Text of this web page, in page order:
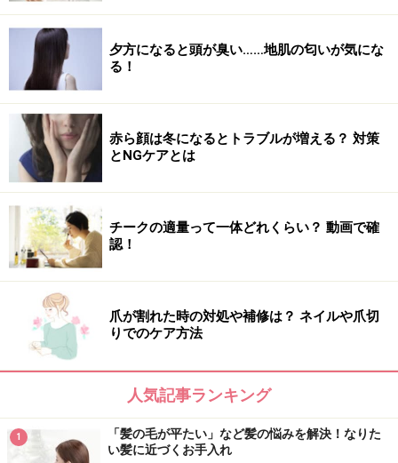
安心感や安らぎを与えることができるのだとか。子ども
やパートナー、職場の仲間と、頭をなで合うことで、そ
の場がなごみ、リラックスした気持ちになれるそうで
す。
次ページでは、宮崎さんに、セルフヘッドマッサージを
ご紹介いただきます。
自分でできるセルフヘッドマッサージ
頭は血行が悪くなり、ストレスがたまりやすい場所。セ
ルフヘッドマッサージは、頭部の血流を良くし、酸素を
すみずみに届ける効果があります。酸素が頭部に行き渡
れば、頭が冴えてクリアになり、気持ちまでポジティブ
に。ストレス解消にもつながります。また、セルフヘッ
ドマッサージで頭皮がやわらかくなれば、毛母細胞にも
酸素や栄養が届き、健康な髪も生まれてくることにつな
がります。
夕方になると頭が臭い……地肌の匂いが気にな
る！
赤ら顔は冬になるとトラブルが増える？ 対策
とNGケアとは
チークの適量って一体どれくらい？ 動画で確
認！
爪が割れた時の対処や補修は？ ネイルや爪切
りでのケア方法
人気記事ランキング
1
「髪の毛が平たい」など髪の悩みを解決！なりた
い髪に近づくお手入れ